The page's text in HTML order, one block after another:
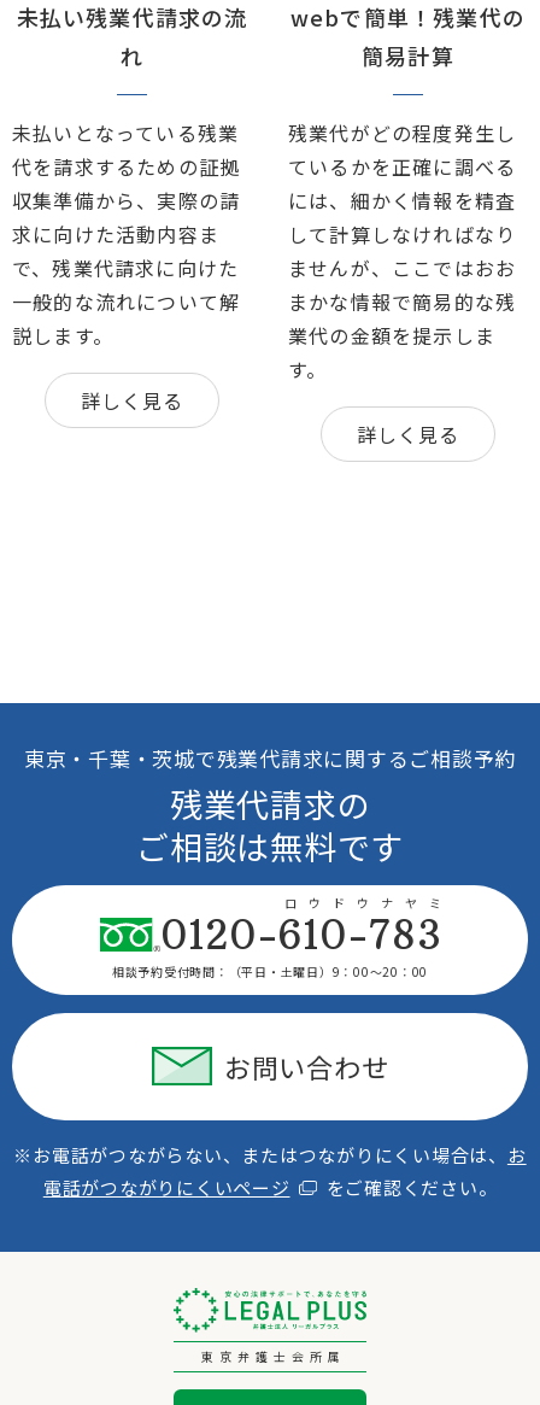
未払い残業代請求の流
れ
未払いとなっている残業
代を請求するための証拠
収集準備から、実際の請
求に向けた活動内容ま
で、残業代請求に向けた
一般的な流れについて解
説します。
詳しく見る
webで簡単！残業代の
簡易計算
残業代がどの程度発生し
ているかを正確に調べる
には、細かく情報を精査
して計算しなければなり
ませんが、ここではおお
まかな情報で簡易的な残
業代の金額を提示しま
す。
詳しく見る
東京・千葉・茨城で残業代請求に関するご相談予約
残業代請求の
ご相談は無料です
0120-610-783
ロウドウナヤミ
相談予約受付時間： （平日・土曜日）9：00〜20：00
お問い合わせ
※お電話がつながらない、またはつながりにくい場合は、
お
電話がつながりにくいページ
をご確認ください。
東京弁護士会所属